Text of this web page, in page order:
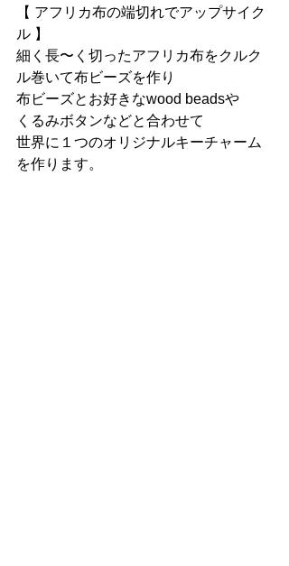
【 アフリカ布の端切れでアップサイク
ル 】
細く長〜く切ったアフリカ布をクルク
ル巻いて布ビーズを作り
布ビーズとお好きなwood beadsや
くるみボタンなどと合わせて
世界に１つのオリジナルキーチャーム
を作ります。